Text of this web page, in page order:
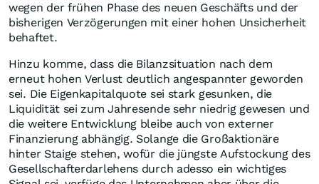
wegen der frühen Phase des neuen Geschäfts und der
bisherigen Verzögerungen mit einer hohen Unsicherheit
behaftet.
Hinzu komme, dass die Bilanzsituation nach dem
erneut hohen Verlust deutlich angespannter geworden
sei. Die Eigenkapitalquote sei stark gesunken, die
Liquidität sei zum Jahresende sehr niedrig gewesen und
die weitere Entwicklung bleibe auch von externer
Finanzierung abhängig. Solange die Großaktionäre
hinter Staige stehen, wofür die jüngste Aufstockung des
Gesellschafterdarlehens durch adesso ein wichtiges